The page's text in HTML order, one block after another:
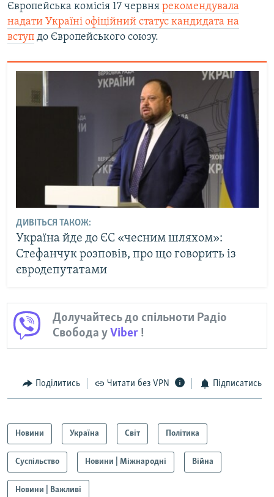
Європейська комісія 17 червня рекомендувала
надати Україні офіційний статус кандидата на
вступ до Європейського союзу.
ДИВІТЬСЯ ТАКОЖ:
Україна йде до ЄС «чесним шляхом»:
Стефанчук розповів, про що говорить із
євродепутатами
Долучайтесь до спільноти Радіо
Свобода уViber !
Поділитись Читати без VPN Підписатись
Новини Україна Світ Політика
Суспільство Новини | Міжнародні Війна
Новини | Важливі